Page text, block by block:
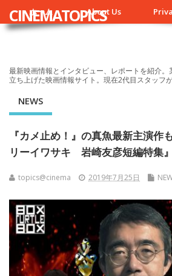
ホーム About Us
CINEMATOPICS
最新映画情報とインタビュー、レポートを紹介
立ち上げた映画情報サイト。現在2代目スタッフ
NEWS
『カメ止め！』の真魚最新主演作
リーイワサキ 岩崎友彦短編特集
topics@cinema 2019年7月25日